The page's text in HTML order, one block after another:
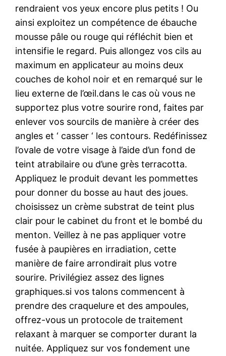
rendraient vos yeux encore plus petits ! Ou
ainsi exploitez un compétence de ébauche
mousse pâle ou rouge qui réfléchit bien et
intensifie le regard. Puis allongez vos cils au
maximum en applicateur au moins deux
couches de kohol noir et en remarqué sur le
lieu externe de l’œil.dans le cas où vous ne
supportez plus votre sourire rond, faites par
enlever vos sourcils de manière à créer des
angles et ‘ casser ‘ les contours. Redéfinissez
l’ovale de votre visage à l’aide d’un fond de
teint atrabilaire ou d’une grès terracotta.
Appliquez le produit devant les pommettes
pour donner du bosse au haut des joues.
choisissez un crème substrat de teint plus
clair pour le cabinet du front et le bombé du
menton. Veillez à ne pas appliquer votre
fusée à paupières en irradiation, cette
manière de faire arrondirait plus votre
sourire. Privilégiez assez des lignes
graphiques.si vos talons commencent à
prendre des craquelure et des ampoules,
offrez-vous un protocole de traitement
relaxant à marquer se comporter durant la
nuitée. Appliquez sur vos fondement une